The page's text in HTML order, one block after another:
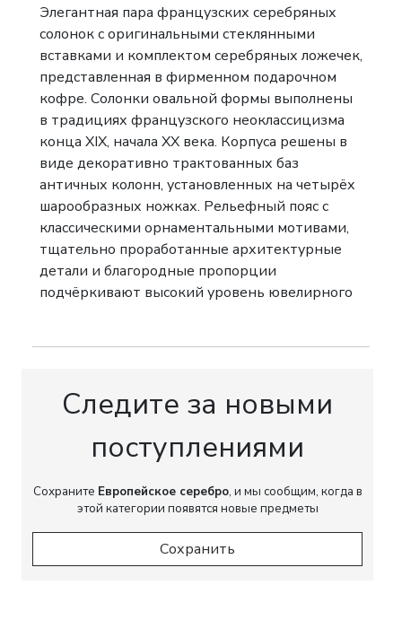
Элегантная пара французских серебряных
солонок с оригинальными стеклянными
вставками и комплектом серебряных ложечек,
представленная в фирменном подарочном
кофре. Солонки овальной формы выполнены
в традициях французского неоклассицизма
конца XIX, начала XX века. Корпуса решены в
виде декоративно трактованных баз
античных колонн, установленных на четырёх
шарообразных ножках. Рельефный пояс с
классическими орнаментальными мотивами,
тщательно проработанные архитектурные
детали и благородные пропорции
подчёркивают высокий уровень ювелирного
Внутренние съёмные стеклянные вставки
подчёркивают первоначальное назначение
предметов. Комплект дополнен двумя
футляром с шёлковой внутренней отделкой,
привлекательным для коллекционеров
предметов сервировки эпохи Belle Époque.
Следите за новыми
поступлениями
Сохраните Европейское серебро, и мы сообщим, когда в
этой категории появятся новые предметы
Сохранить